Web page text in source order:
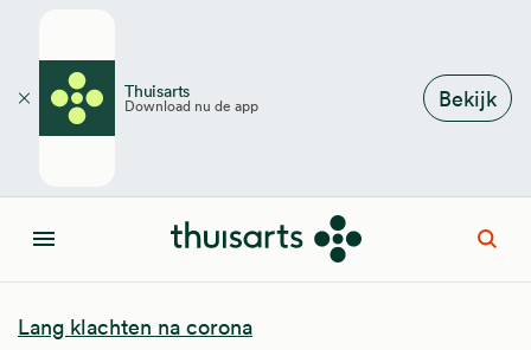
Thuisarts
Download nu de app Bekijk
Sluiten
Menu
Lang klachten na corona